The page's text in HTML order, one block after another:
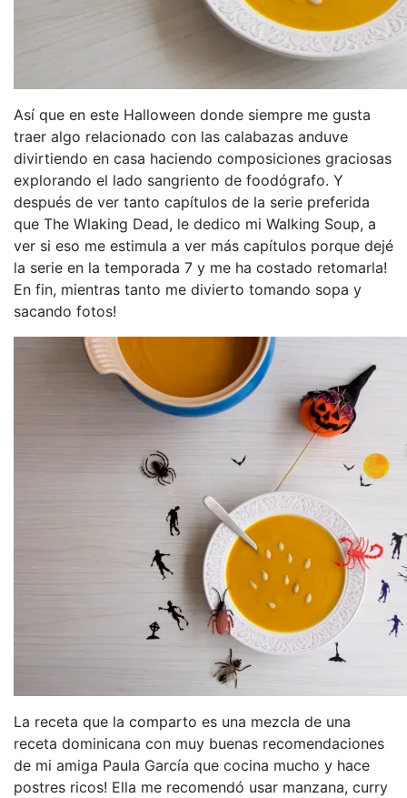
Así que en este Halloween donde siempre me gusta
traer algo relacionado con las calabazas anduve
divirtiendo en casa haciendo composiciones graciosas
explorando el lado sangriento de foodógrafo. Y
después de ver tanto capítulos de la serie preferida
que The Wlaking Dead, le dedico mi Walking Soup, a
ver si eso me estimula a ver más capítulos porque dejé
la serie en la temporada 7 y me ha costado retomarla!
En fin, mientras tanto me divierto tomando sopa y
sacando fotos!
La receta que la comparto es una mezcla de una
receta dominicana con muy buenas recomendaciones
de mi amiga Paula García que cocina mucho y hace
postres ricos! Ella me recomendó usar manzana, curry